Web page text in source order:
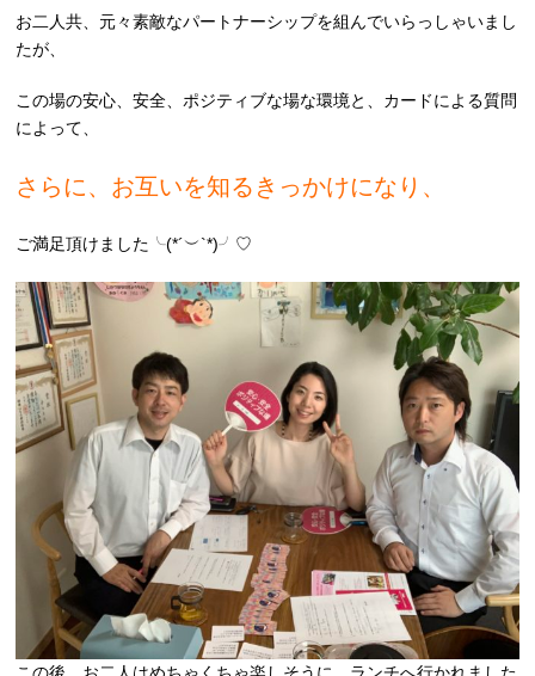
お二人共、元々素敵なパートナーシップを組んでいらっしゃいまし
たが、
この場の安心、安全、ポジティブな場な環境と、カードによる質問
によって、
さらに、お互いを知るきっかけになり、
ご満足頂けました╰(*´︶`*)╯♡